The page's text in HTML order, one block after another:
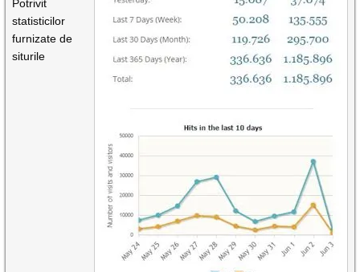
Potrivit
statisticilor
furnizate de
siturile